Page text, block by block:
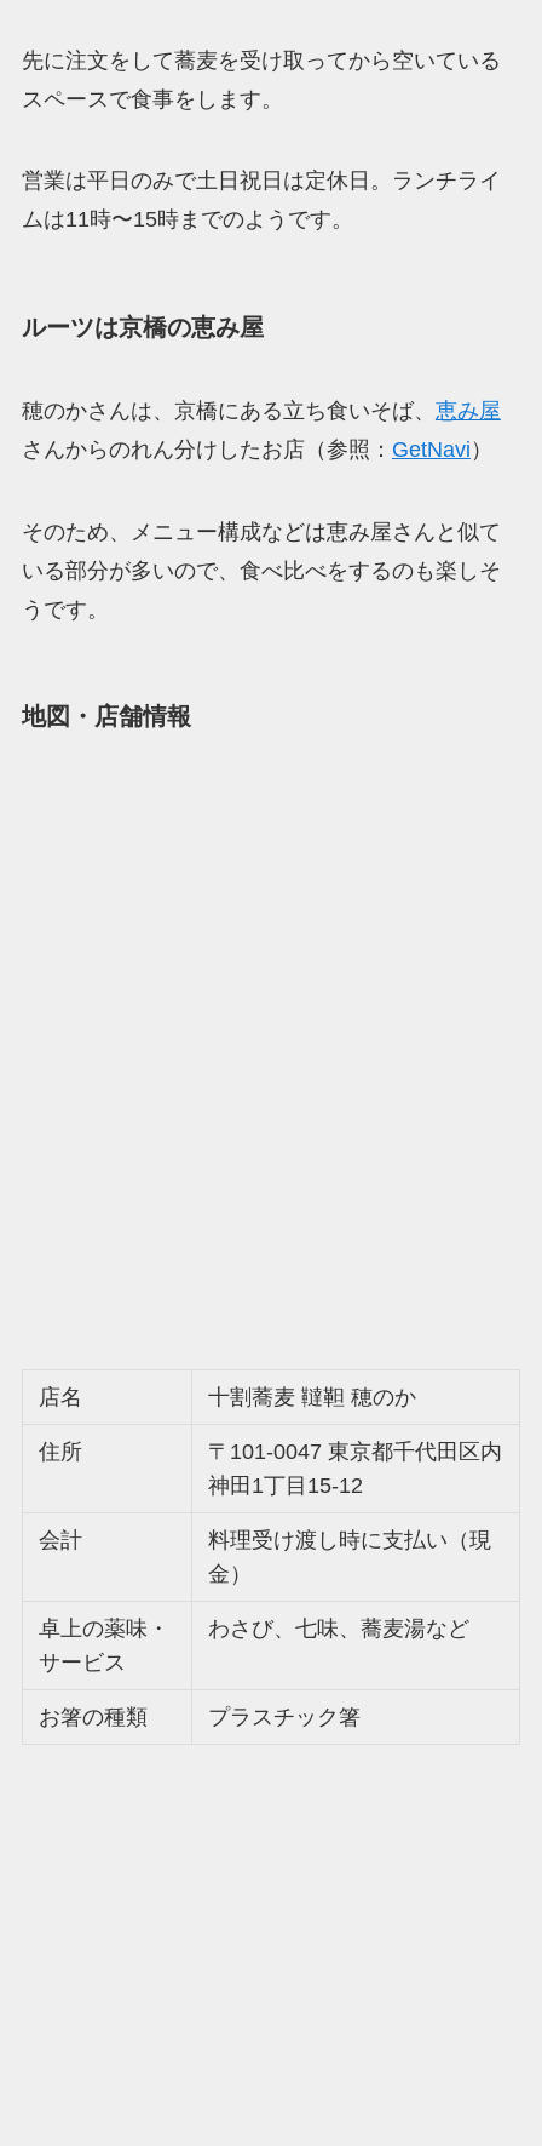
先に注文をして蕎麦を受け取ってから空いている
スペースで食事をします。
営業は平日のみで土日祝日は定休日。ランチライ
ムは11時〜15時までのようです。
ルーツは京橋の恵み屋
穂のかさんは、京橋にある立ち食いそば、 恵み屋
さんからのれん分けしたお店（参照： GetNavi ）
そのため、メニュー構成などは恵み屋さんと似て
いる部分が多いので、食べ比べをするのも楽しそ
うです。
地図・店舗情報
店名 十割蕎麦 韃靼 穂のか
住所
〒101-0047 東京都千代田区内
神田1丁目15-12
会計
料理受け渡し時に支払い（現
金）
卓上の薬味・
サービス
わさび、七味、蕎麦湯など
お箸の種類 プラスチック箸